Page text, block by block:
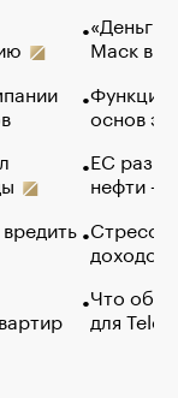
«Деньги
Маск в
Функции
основ
ЕС
нефти —
Стресс
доходов
Что
для